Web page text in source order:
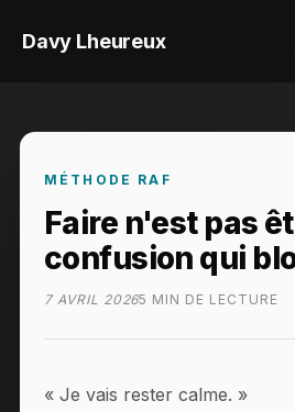
Davy Lheureux
MÉTHODE RAF
Faire n'est pas
confusion qui
7 AVRIL 20265 MIN DE LECTURE
« Je vais rester calme. »